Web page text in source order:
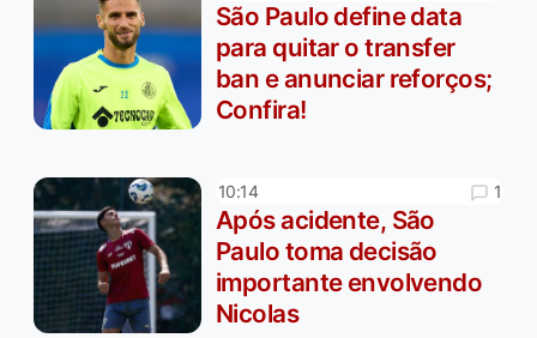
São Paulo define data
para quitar o transfer
ban e anunciar reforços;
Confira!
10:14 1
Após acidente, São
Paulo toma decisão
importante envolvendo
Nicolas